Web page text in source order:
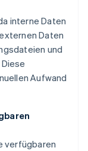
interne Daten
Daten
und
Aufwand
verfügbaren